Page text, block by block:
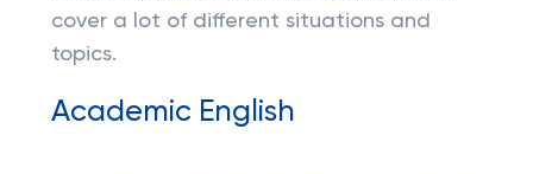
cover a lot of different situations and
topics.
Academic English